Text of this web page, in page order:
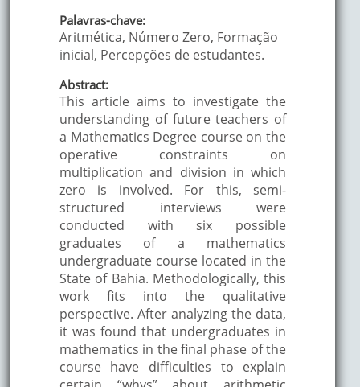
Palavras-chave:
Aritmética, Número Zero, Formação
inicial, Percepções de estudantes.
Abstract:
This article aims to investigate the
understanding of future teachers of
a Mathematics Degree course on the
operative constraints on
multiplication and division in which
zero is involved. For this, semi-
structured interviews were
conducted with six possible
graduates of a mathematics
undergraduate course located in the
State of Bahia. Methodologically, this
work fits into the qualitative
perspective. After analyzing the data,
it was found that undergraduates in
mathematics in the final phase of the
course have difficulties to explain